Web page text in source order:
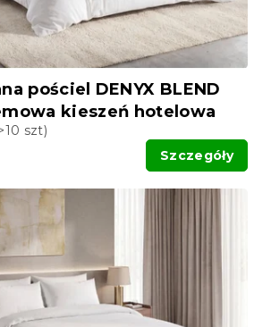
pościel DENYX BLEND
kieszeń hotelowa
szt)
Szczegóły